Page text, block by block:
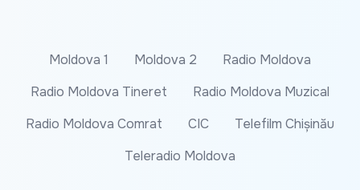
Moldova 1 Moldova 2
Radio Moldova
Radio Moldova Tineret
Radio Moldova Muzical
Radio Moldova Comrat
CIC
Telefilm Chișinău
Teleradio Moldova